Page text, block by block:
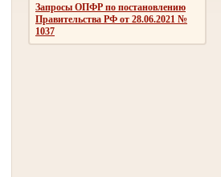
Запросы ОПФР по постановлению
Правительства РФ от 28.06.2021 №
1037